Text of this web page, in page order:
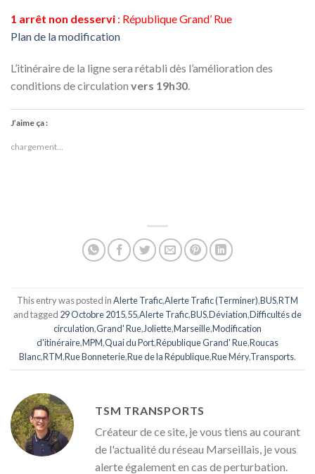
1 arrêt non desservi : République Grand’ Rue
Plan de la modification
L’itinéraire de la ligne sera rétabli dès l’amélioration des
conditions de circulation vers 19h30.
J’aime ça :
chargement…
This entry was posted inAlerte Trafic,Alerte Trafic (Terminer),BUS,RTM
and tagged 29 Octobre 2015,55,Alerte Trafic,BUS,Déviation,Difficultés de
circulation,Grand' Rue,Joliette,Marseille,Modification
d'itinéraire,MPM,Quai du Port,République Grand' Rue,Roucas
Blanc,RTM,Rue Bonneterie,Rue de la République,Rue Méry,Transports.
TSM TRANSPORTS
Créateur de ce site, je vous tiens au courant
de l'actualité du réseau Marseillais, je vous
alerte également en cas de perturbation.